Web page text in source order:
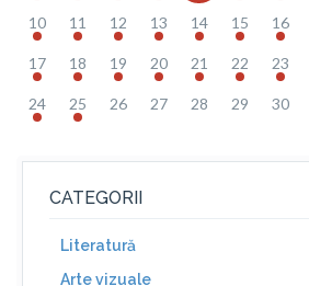
10 11 12 13 14 15 16
17 18 19 20 21 22 23
24 25 26 27 28 29 30
CATEGORII
Literatură
Arte vizuale